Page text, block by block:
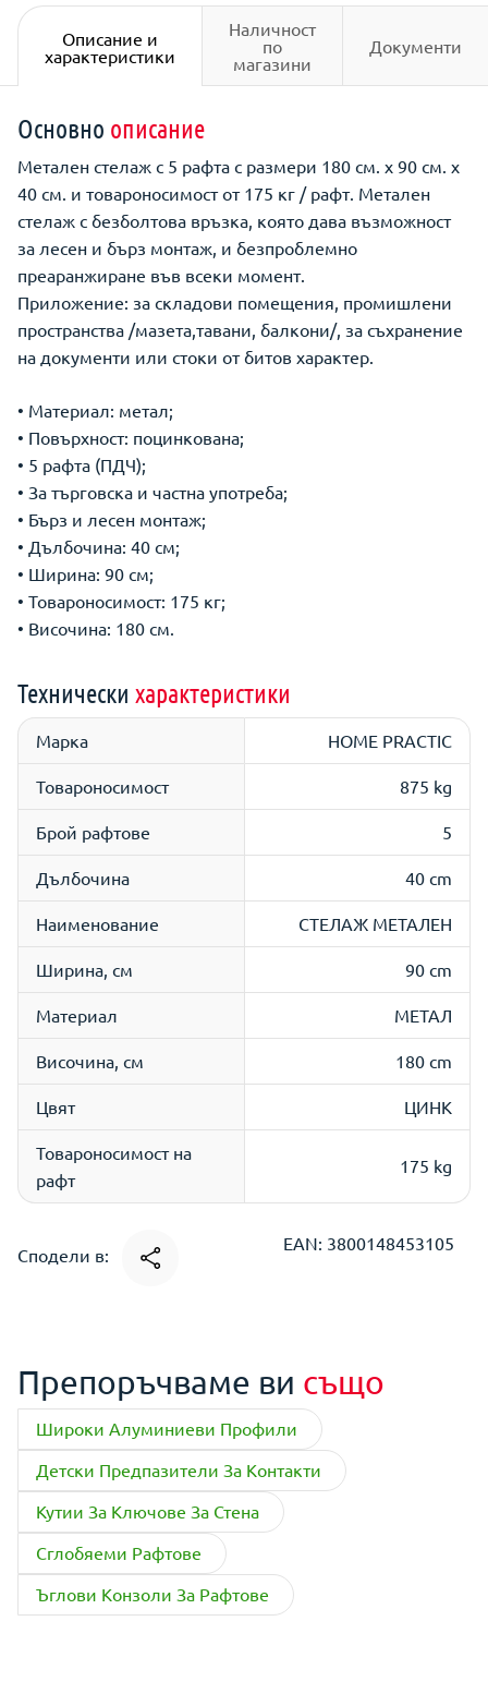
Описание и
характеристики
Наличност
по
магазини
Документи
Основно описание
Метален стелаж с 5 рафта с размери 180 см. х 90 см. х
40 см. и товароносимост от 175 кг / рафт. Метален
стелаж с безболтова връзка, която дава възможност
за лесен и бърз монтаж, и безпроблемно
преаранжиране във всеки момент.
Приложение: за складови помещения, промишлени
пространства /мазета,тавани, балкони/, за съхранение
на документи или стоки от битов характер.
• Материал: метал;
• Повърхност: поцинкована;
• 5 рафта (ПДЧ);
• За търговска и частна употреба;
• Бърз и лесен монтаж;
• Дълбочина: 40 см;
• Ширина: 90 см;
• Товароносимост: 175 кг;
• Височина: 180 см.
Технически характеристики
Марка HOME PRACTIC
Товароносимост 875 kg
Брой рафтове 5
Дълбочина 40 cm
Наименование СТЕЛАЖ МЕТАЛЕН
Ширина, см 90 cm
Материал МЕТАЛ
Височина, см 180 cm
Цвят ЦИНK
Товароносимост на
рафт
175 kg
Сподели в:
EAN: 3800148453105
Препоръчваме ви също
Широки Алуминиеви Профили
Детски Предпазители За Контакти
Кутии За Ключове За Стена
Сглобяеми Рафтове
Ъглови Конзоли За Рафтове